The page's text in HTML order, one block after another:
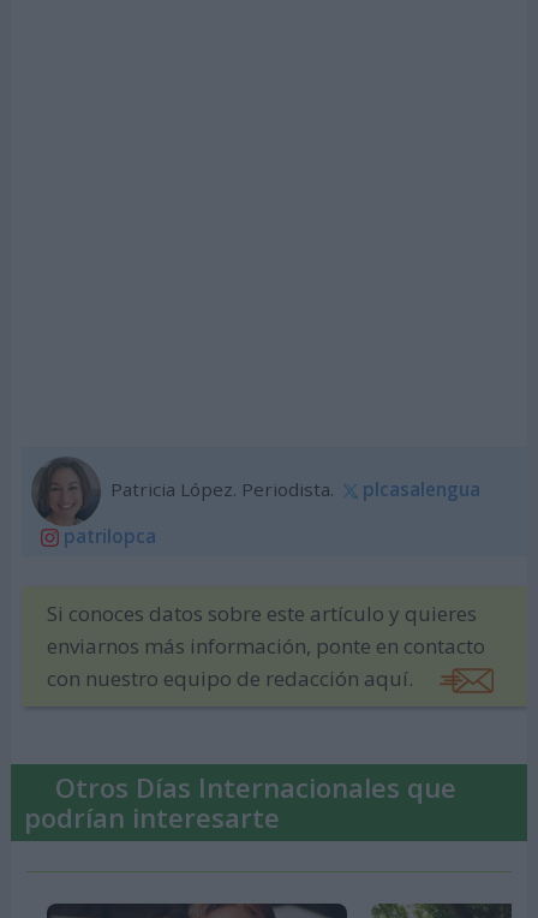
Patricia López. Periodista.
plcasalengua
patrilopca
Si conoces datos sobre este artículo y quieres
enviarnos más información, ponte en contacto
con nuestro equipo de redacción aquí.
Otros Días Internacionales que
podrían interesarte